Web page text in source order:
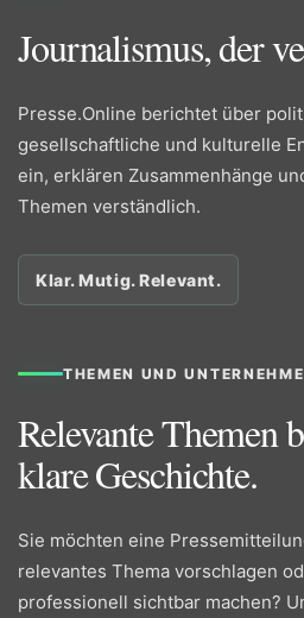
Journalismus, der
Presse.Online berichtet über
gesellschaftliche und kulturelle
ein, erklären Zusammenhänge
Themen verständlich.
Klar. Mutig. Relevant.
THEMEN UND
Relevante Themen
klare Geschichte.
Sie möchten eine
relevantes Thema vorschlagen
professionell sichtbar machen?